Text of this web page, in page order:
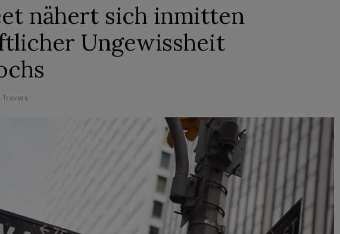
nähert sich inmitten
Ungewissheit
Travers